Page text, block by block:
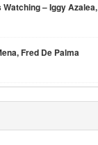
Watching – Iggy Azalea,
Fred De Palma